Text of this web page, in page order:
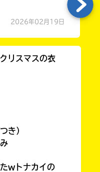
2026年02月19日
リスマスの衣
き）
wトナカイの